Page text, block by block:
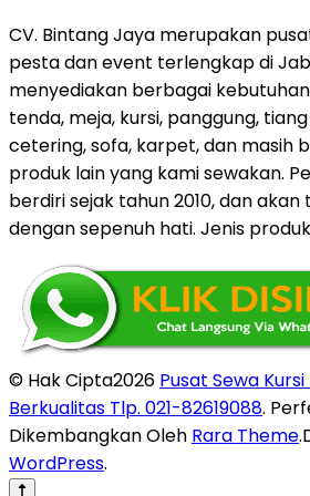
CV. Bintang Jaya merupakan
pesta dan event terlengkap di
menyediakan berbagai
tenda, meja, kursi, panggung,
cetering, sofa, karpet, dan masih
produk lain yang kami sewakan.
berdiri sejak tahun 2010, dan
dengan sepenuh hati. Jenis
© Hak Cipta2026 Pusat Sewa
Berkualitas Tlp. 021-82619088.
Dikembangkan Oleh Rara Theme
WordPress.